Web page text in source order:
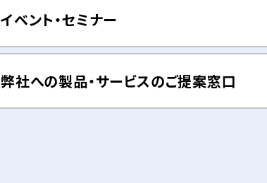
イベント・セミナー
弊社への製品・サービスのご提案窓口